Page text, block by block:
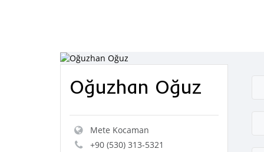
Oğuzhan Oğuz
Mete Kocaman
+90 (530) 313-5321